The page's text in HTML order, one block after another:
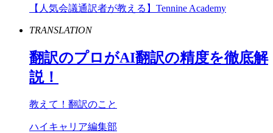
【人気会議通訳者が教える】Tennine Academy
TRANSLATION
翻訳のプロがAI翻訳の精度を徹底解
説！
教えて！翻訳のこと
ハイキャリア編集部